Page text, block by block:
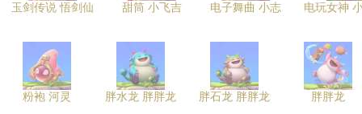
玉剑传说 悟剑仙 甜筒 小飞吉 电子舞曲 小志 电玩女神
粉袍 河灵 胖水龙 胖胖龙 胖石龙 胖胖龙 胖胖龙